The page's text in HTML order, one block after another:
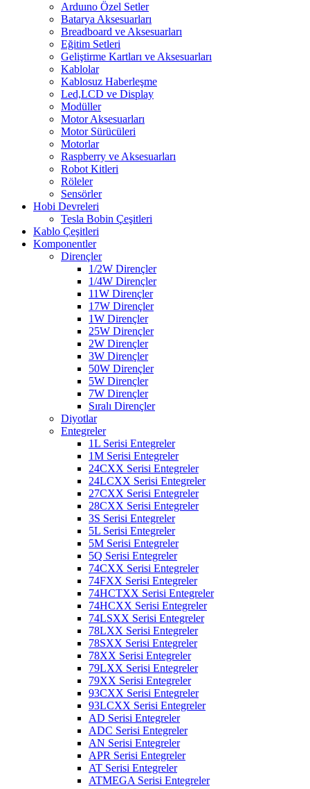
Arduıno Özel Setler
Batarya Aksesuarları
Breadboard ve Aksesuarları
Eğitim Setleri
Geliştirme Kartları ve Aksesuarları
Kablolar
Kablosuz Haberleşme
Led,LCD ve Display
Modüller
Motor Aksesuarları
Motor Sürücüleri
Motorlar
Raspberry ve Aksesuarları
Robot Kitleri
Röleler
Sensörler
Hobi Devreleri
Tesla Bobin Çeşitleri
Kablo Çeşitleri
Komponentler
Dirençler
1/2W Dirençler
1/4W Dirençler
11W Dirençler
17W Dirençler
1W Dirençler
25W Dirençler
2W Dirençler
3W Dirençler
50W Dirençler
5W Dirençler
7W Dirençler
Sıralı Dirençler
Diyotlar
Entegreler
1L Serisi Entegreler
1M Serisi Entegreler
24CXX Serisi Entegreler
24LCXX Serisi Entegreler
27CXX Serisi Entegreler
28CXX Serisi Entegreler
3S Serisi Entegreler
5L Serisi Entegreler
5M Serisi Entegreler
5Q Serisi Entegreler
74CXX Serisi Entegreler
74FXX Serisi Entegreler
74HCTXX Serisi Entegreler
74HCXX Serisi Entegreler
74LSXX Serisi Entegreler
78LXX Serisi Entegreler
78SXX Serisi Entegreler
78XX Serisi Entegreler
79LXX Serisi Entegreler
79XX Serisi Entegreler
93CXX Serisi Entegreler
93LCXX Serisi Entegreler
AD Serisi Entegreler
ADC Serisi Entegreler
AN Serisi Entegreler
APR Serisi Entegreler
AT Serisi Entegreler
ATMEGA Serisi Entegreler